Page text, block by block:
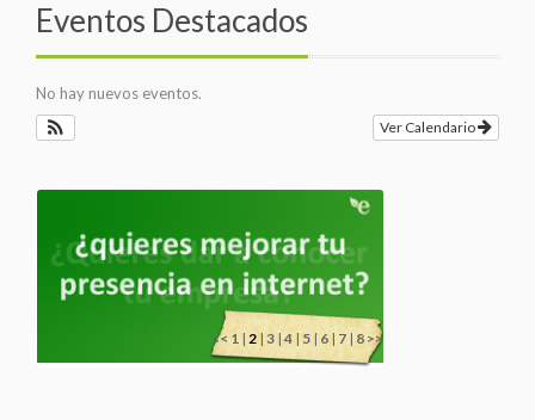
Eventos Destacados
No hay nuevos eventos.
Ver Calendario
<<1| 2| 3|4|5|6| 7|8>>